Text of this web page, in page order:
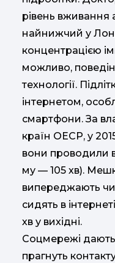
рівень вживання
найнижчий у
концентрацією
можливо,
технології.
інтернетом,
смартфони. За
країн ОЕСР, у
вони проводили
му — 105 хв).
випереджають
сидять в
хв у вихідні.
Соцмережі дають
прагнуть